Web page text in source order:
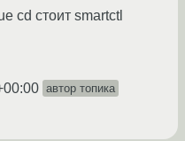
cd стоит smartctl
автор топика